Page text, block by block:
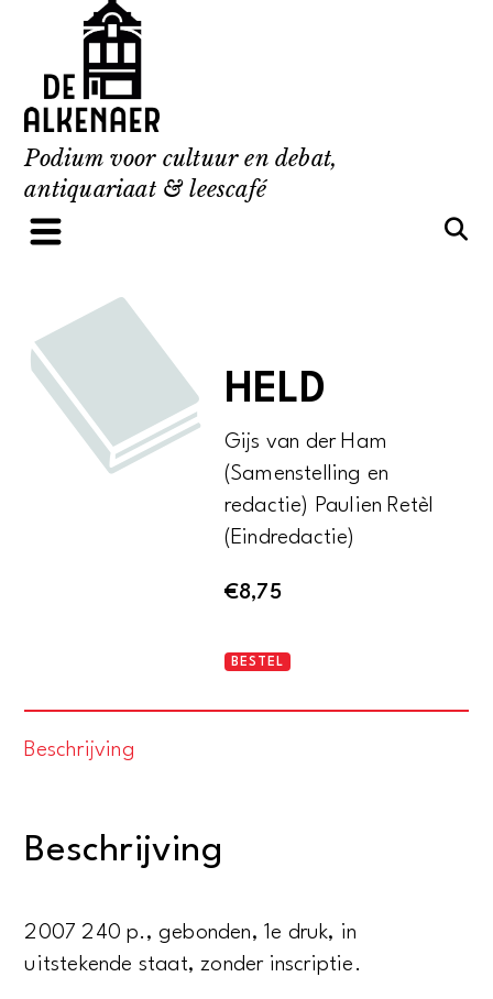
content
Podium voor cultuur en debat,
antiquariaat & leescafé
HELD
Gijs van der Ham
(Samenstelling en
redactie) Paulien Retèl
(Eindredactie)
€8,75
HELD
BESTEL
Beschrijving
Beschrijving
2007 240 p., gebonden, 1e druk, in
uitstekende staat, zonder inscriptie.